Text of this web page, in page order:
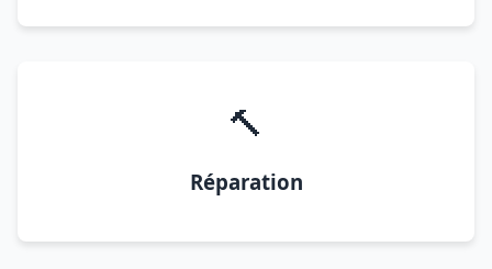
🔨
Réparation